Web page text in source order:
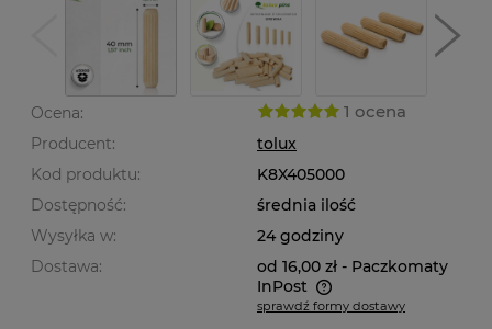
Ocena: 1 ocena
Producent:
tolux
Kod produktu:
K8X405000
Dostępność:
średnia ilość
Wysyłka w:
24 godziny
Dostawa:
od 16,00 zł - Paczkomaty
InPost
Cena nie zawiera ewentualnych kosztów płatności
sprawdź formy dostawy